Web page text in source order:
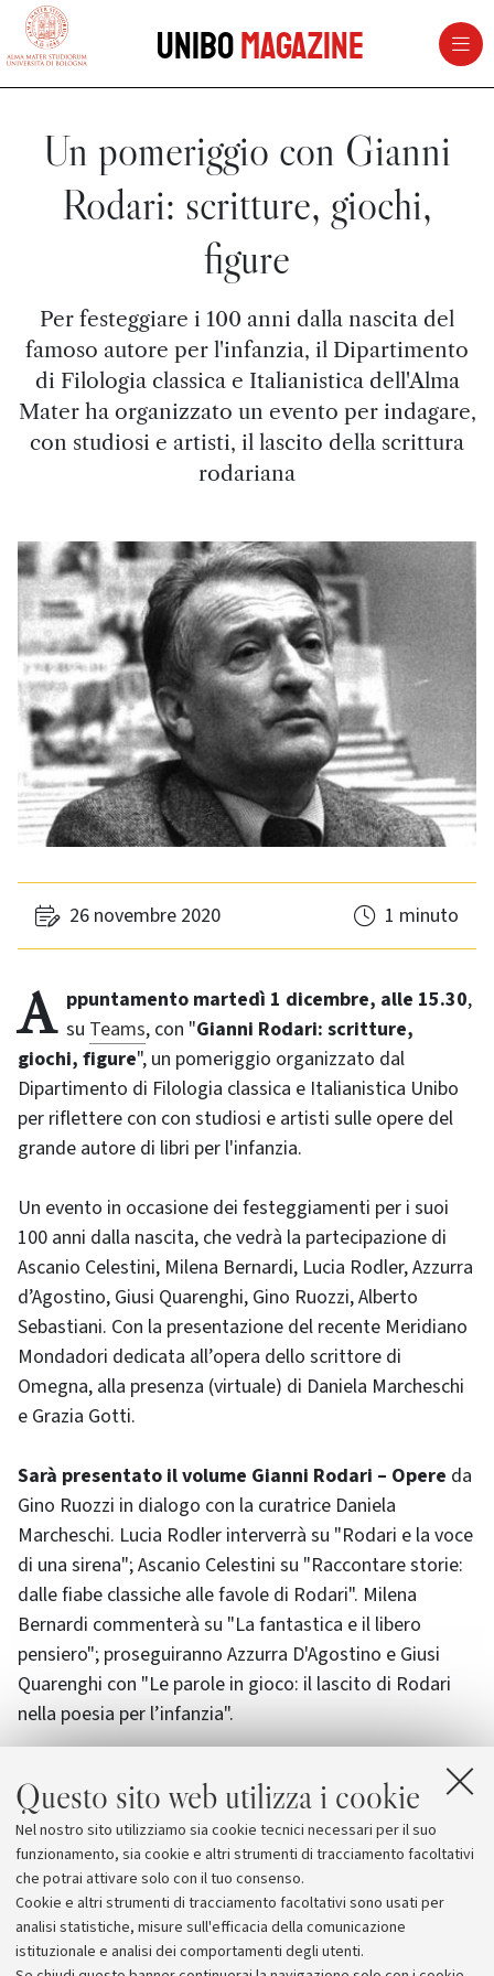
Questo sito web utilizza i cookie
Nel nostro sito utilizziamo sia cookie tecnici necessari per il suo
funzionamento, sia cookie e altri strumenti di tracciamento facoltativi
che potrai attivare solo con il tuo consenso.
Cookie e altri strumenti di tracciamento facoltativi sono usati per
analisi statistiche, misure sull'efficacia della comunicazione
istituzionale e analisi dei comportamenti degli utenti.
vai al contenuto della pagina
UniboMagazine
Un pomeriggio con Gianni
Rodari: scritture, giochi,
figure
Per festeggiare i 100 anni dalla nascita del
famoso autore per l'infanzia, il Dipartimento
di Filologia classica e Italianistica dell'Alma
Mater ha organizzato un evento per indagare,
con studiosi e artisti, il lascito della scrittura
rodariana
26 novembre 2020 1 minuto
Appuntamento martedì 1 dicembre, alle 15.30,
su Teams, con "Gianni Rodari: scritture,
giochi, figure", un pomeriggio organizzato dal
Dipartimento di Filologia classica e Italianistica Unibo
per riflettere con con studiosi e artisti sulle opere del
grande autore di libri per l'infanzia.
Un evento in occasione dei festeggiamenti per i suoi
100 anni dalla nascita, che vedrà la partecipazione di
Ascanio Celestini, Milena Bernardi, Lucia Rodler, Azzurra
d’Agostino, Giusi Quarenghi, Gino Ruozzi, Alberto
Sebastiani. Con la presentazione del recente Meridiano
Mondadori dedicata all’opera dello scrittore di
Omegna, alla presenza (virtuale) di Daniela Marcheschi
e Grazia Gotti.
Sarà presentato il volume Gianni Rodari – Opere da
Gino Ruozzi in dialogo con la curatrice Daniela
Marcheschi. Lucia Rodler interverrà su "Rodari e la voce
di una sirena"; Ascanio Celestini su "Raccontare storie:
dalle fiabe classiche alle favole di Rodari". Milena
Bernardi commenterà su "La fantastica e il libero
pensiero"; proseguiranno Azzurra D'Agostino e Giusi
Quarenghi con "Le parole in gioco: il lascito di Rodari
nella poesia per l’infanzia".
Alberto Sebastiani, in dialogo con la curatrice Grazia
Gotti, presenterà il quaderno Rodari a colori. Tavole,
disegni, figure. Infine le letture di testi rodariani a cura
di Caterina Bartoletti e Ida Strizzi.